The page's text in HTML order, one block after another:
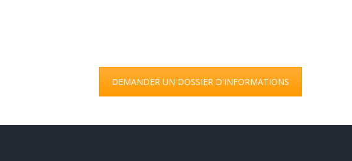
DEMANDER UN DOSSIER D'INFORMATIONS